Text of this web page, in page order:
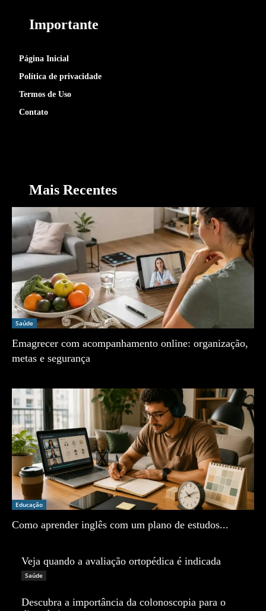
Importante
Página Inicial
Política de privacidade
Termos de Uso
Contato
Mais Recentes
Saúde
Emagrecer com acompanhamento online: organização,
metas e segurança
Educação
Como aprender inglês com um plano de estudos...
Veja quando a avaliação ortopédica é indicada
Saúde
Descubra a importância da colonoscopia para o